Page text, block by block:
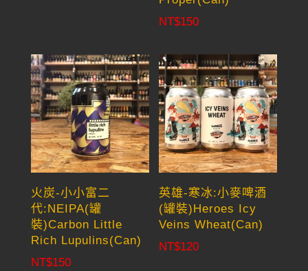
NT$150
火炭-小小富二
代:NEIPA(罐
裝)Carbon Little
Rich Lupulins(Can)
NT$150
英雄-寒冰:小麥啤酒
(罐裝)Heroes Icy
Veins Wheat(Can)
NT$120